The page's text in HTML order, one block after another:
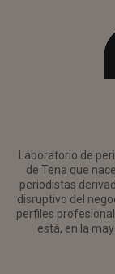
Laboratorio de
de Tena que
periodistas
disruptivo del
perfiles
está, en la